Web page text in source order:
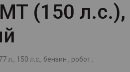
(150 л.с.),
л., 150 л.с., бензин , робот ,